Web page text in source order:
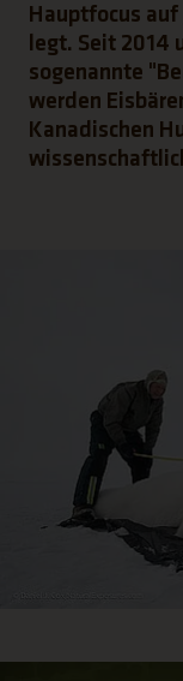
Hauptfocus auf
legt. Seit 2014
sogenannte
werden
Kanadischen